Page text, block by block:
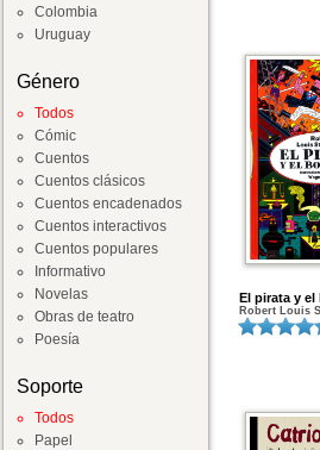
Colombia
Uruguay
Género
Todos
Cómic
Cuentos
Cuentos clásicos
Cuentos encadenados
Cuentos interactivos
Cuentos populares
Informativo
Novelas
Obras de teatro
Poesía
Soporte
Todos
Papel
El pirata y
Robert Louis